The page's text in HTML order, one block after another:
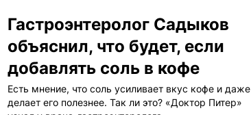
Гастроэнтеролог Садыков
объяснил, что будет, если
добавлять соль в кофе
Есть мнение, что соль усиливает вкус кофе и даже
делает его полезнее. Так ли это? «Доктор Питер»